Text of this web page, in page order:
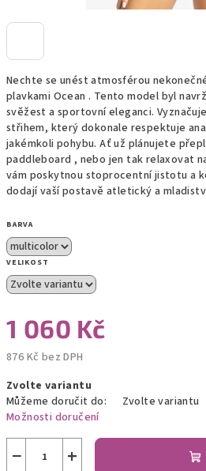
Nechte se unést atmosférou
plavkami Ocean . Tento model byl
svěžest a sportovní eleganci.
střihem, který dokonale respektuje
jakémkoli pohybu. Ať už plánujete
paddleboard , nebo jen tak relaxovat
vám poskytnou stoprocentní jistotu a
dodají vaší postavě atletický a
BARVA
VELIKOST
1 060 Kč
876 Kč bez DPH
cena:
Zvolte variantu
Můžeme doručit do:
Zvolte variantu
Možnosti doručení
+
−